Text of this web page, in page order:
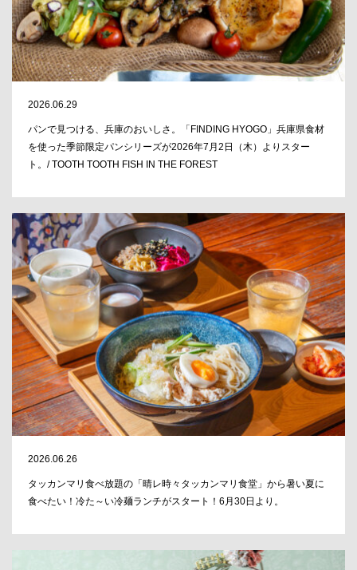
2026.06.29
パンで見つける、兵庫のおいしさ。「FINDING HYOGO」兵庫県食材
を使った季節限定パンシリーズが2026年7月2日（木）よりスター
ト。/ TOOTH TOOTH FISH IN THE FOREST
2026.06.26
タッカンマリ食べ放題の「晴レ時々タッカンマリ食堂」から暑い夏に
食べたい！冷た～い冷麺ランチがスタート！6月30日より。